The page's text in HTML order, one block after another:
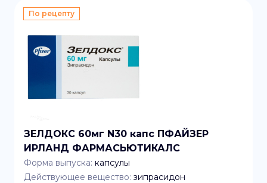
По рецепту
ЗЕЛДОКС 60мг N30 капс ПФАЙЗЕР
ИРЛАНД ФАРМАСЬЮТИКАЛС
Форма выпуска: капсулы
Действующее вещество: зипрасидон